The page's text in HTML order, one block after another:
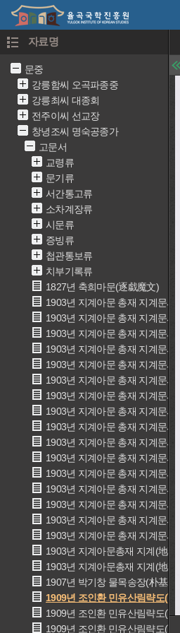
자료명
문중
강릉함씨 오곡파종중
강릉최씨 대종회
전주이씨 선교장
창녕조씨 명숙공종가
고문서
교령류
문기류
서간통고류
소차계장류
시문류
증빙류
첩관통보류
치부기록류
1827년 축희마문(逐戱魔文)
1903년 지계아문 총재 지계문서
1903년 지계아문 총재 지계문
1903년 지계아문 총재 지계문서
1903년 지계아문 총재 지계문서
1903년 지계아문 총재 지계문서
1903년 지계아문 총재 지계문서
1903년 지계아문 총재 지계문서
1903년 지계아문 총재 지계문
1903년 지계아문 총재 지계문서
1903년 지계아문 총재 지계문서
1903년 지계아문 총재 지계문서
1903년 지계아문 총재 지계문서
1903년 지계아문 총재 지계문서
1903년 지계아문 총재 지계문서
1903년 지계아문 총재 지계문서
1903년 지계아문 총재 지계문서
1903년 지계아문총재 지계(地契
1903년 지계아문총재 지계(地契
1907년 박기창 물목송장(朴基昶)
1909년 조인환 민유산림략도(曺
1909년 조인환 민유산림략도(
1909년 조인환 민유산림략도(